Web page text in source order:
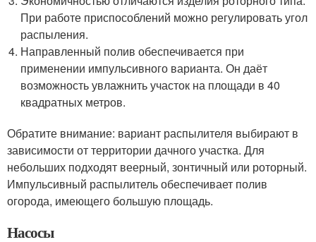
При работе приспособлений можно регулировать угол
распыления.
Направленный полив обеспечивается при
применении импульсивного варианта. Он даёт
возможность увлажнить участок на площади в 40
квадратных метров.
Обратите внимание: вариант распылителя выбирают в
зависимости от территории дачного участка. Для
небольших подходят веерный, зонтичный или роторный.
Импульсивный распылитель обеспечивает полив
огорода, имеющего большую площадь.
Насосы